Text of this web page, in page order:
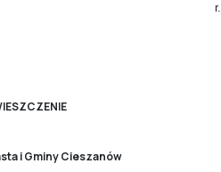
r.
i Gminy Cieszanów